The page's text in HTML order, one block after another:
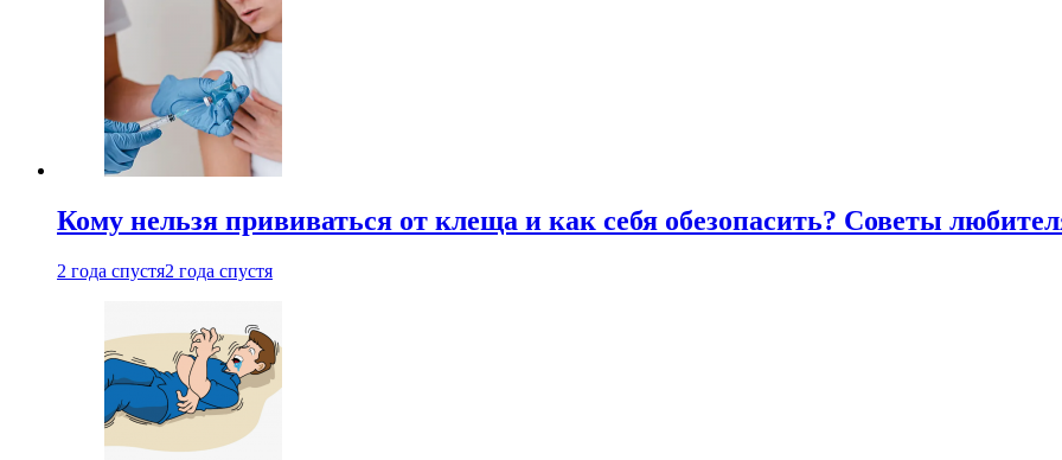
Кому нельзя прививаться от клеща и как себя обезопасить? Советы
2 года спустя2 года спустя